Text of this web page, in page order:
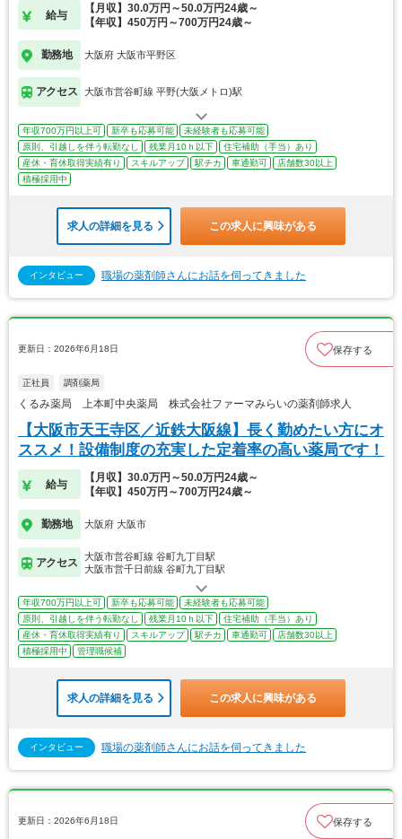
給与
【月収】30.0万円～50.0万円24歳～
【年収】450万円～700万円24歳～
勤務地 大阪府 大阪市平野区
アクセス 大阪市営谷町線 平野(大阪メトロ)駅
年収700万円以上可 新卒も応募可能
未経験者も応募可能
原則、引越しを伴う転勤なし
残業月10ｈ以下
住宅補助（手当）あり
産休・育休取得実績有り
スキルアップ 駅チカ 車通勤可
店舗数30以上
積極採用中
求人の詳細を見る この求人に興味がある
インタビュー 職場の薬剤師さんにお話を伺ってきました
更新日：2026年6月18日 保存する
正社員 調剤薬局
くるみ薬局 上本町中央薬局 株式会社ファーマみらいの薬剤師求人
【大阪市天王寺区／近鉄大阪線】長く勤めたい方にオ
ススメ！設備制度の充実した定着率の高い薬局です！
給与
【月収】30.0万円～50.0万円24歳～
【年収】450万円～700万円24歳～
勤務地 大阪府 大阪市
アクセス
大阪市営谷町線 谷町九丁目駅
大阪市営千日前線 谷町九丁目駅
年収700万円以上可 新卒も応募可能
未経験者も応募可能
原則、引越しを伴う転勤なし
残業月10ｈ以下
住宅補助（手当）あり
産休・育休取得実績有り
スキルアップ 駅チカ 車通勤可
店舗数30以上
積極採用中
管理職候補
求人の詳細を見る この求人に興味がある
インタビュー 職場の薬剤師さんにお話を伺ってきました
更新日：2026年6月18日 保存する